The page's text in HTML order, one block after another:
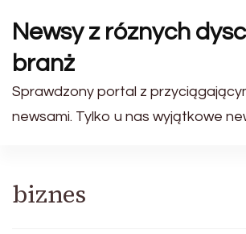
Newsy z róznych
branż
Sprawdzony portal z
newsami. Tylko u nas wyjątkowe
biznes